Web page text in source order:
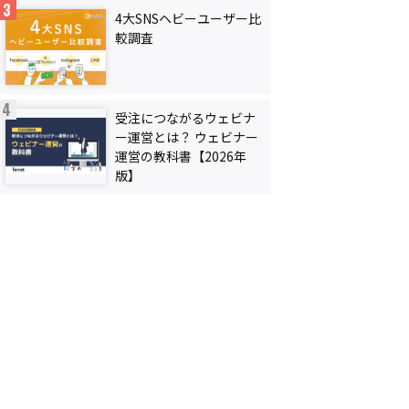
4大SNSヘビーユーザー比
較調査
受注につながるウェビナ
ー運営とは？ ウェビナー
運営の教科書【2026年
版】